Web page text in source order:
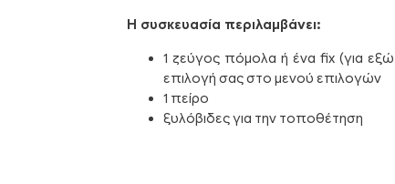
Η συσκευασία περιλαμβάνει:
1 ζεύγος πόμολα ή ένα fix (για
επιλογή σας στο μενού επιλογών
1 πείρο
ξυλόβιδες για την τοποθέτηση